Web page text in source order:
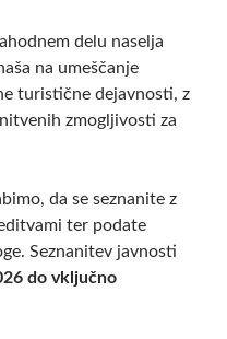
delu naselja
na umeščanje
turistične dejavnosti, z
zmogljivosti za
da se seznanite z
ter podate
Seznanitev javnosti
do vključno